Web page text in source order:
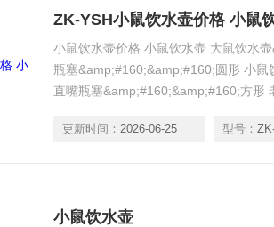
ZK-YSH小鼠饮水壶价格 小鼠
小鼠饮水壶价格 小鼠饮水壶 大鼠饮水
瓶塞&amp;#160;&amp;#160;圆形 小
直嘴瓶塞&amp;#160;&amp;#160;方形
更新时间： 2026-06-25 型号：
小鼠饮水壶